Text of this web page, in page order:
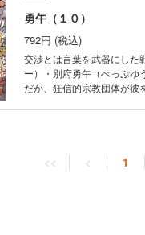
勇午（１０）
792円 (税込)
交渉とは言葉を武器にし
ー）・別府勇午（べっぷゆ
だが、狂信的宗教団体が彼
勇午（１１）
792円 (税込)
交渉とは言葉を武器にし
別府勇午(べっぷゆうご)
の現実と、ヒンドゥーの
<< < 1